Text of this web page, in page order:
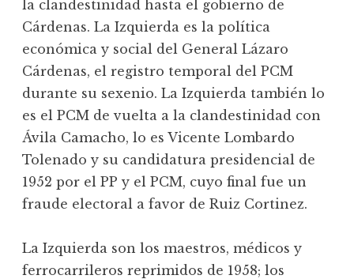
la clandestinidad hasta el gobierno de
Cárdenas. La Izquierda es la política
económica y social del General Lázaro
Cárdenas, el registro temporal del PCM
durante su sexenio. La Izquierda también lo
es el PCM de vuelta a la clandestinidad con
Ávila Camacho, lo es Vicente Lombardo
Tolenado y su candidatura presidencial de
1952 por el PP y el PCM, cuyo final fue un
fraude electoral a favor de Ruiz Cortinez.
La Izquierda son los maestros, médicos y
ferrocarrileros reprimidos de 1958; los